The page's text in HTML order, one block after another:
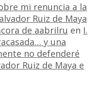
mi renuncia a la
Ruiz de Maya
de aabrilru en I.
y una
no defenderé
Ruiz de Maya e